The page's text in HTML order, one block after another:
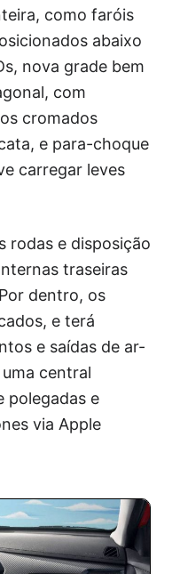
como faróis
abaixo
nova grade bem
com
cromados
e para-choque
carregar leves
rodas e disposição
traseiras
dentro, os
e terá
e saídas de ar-
central
polegadas e
via Apple